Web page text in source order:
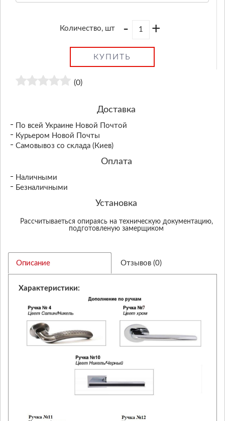
Количество, шт - +
КУПИТЬ
(0)
Доставка
По всей Украине Новой Почтой
Курьером Новой Почты
Самовывоз со склада (Киев)
Оплата
Наличными
Безналичными
Установка
Рассчитываеться опираясь на техническую документацию,
подготовленую замерщиком
Описание Отзывов (0)
Характеристики: